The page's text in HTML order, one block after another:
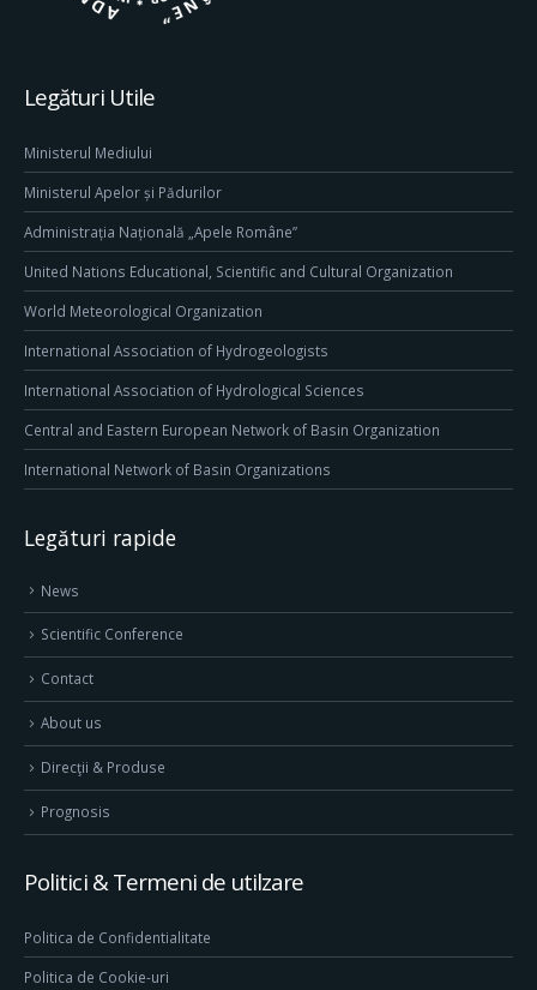
Legături Utile
Ministerul Mediului
Ministerul Apelor și Pădurilor
Administrația Națională „Apele Române”
United Nations Educational, Scientific and Cultural Organization
World Meteorological Organization
International Association of Hydrogeologists
International Association of Hydrological Sciences
Central and Eastern European Network of Basin Organization
International Network of Basin Organizations
Legături rapide
News
Scientific Conference
Contact
About us
Direcţii & Produse
Prognosis
Politici & Termeni de utilzare
Politica de Confidentialitate
Politica de Cookie-uri